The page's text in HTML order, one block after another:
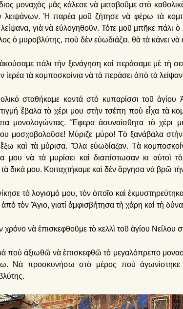
μοναχὸς μᾶς κάλεσε νὰ μεταβοῦμε στὸ
Ἡ παρέα μοῦ ζήτησε νὰ φέρω τὰ
γιὰ νὰ εὐλογηθοῦν. Τότε μοῦ μπῆκε πάλι ὁ
ὁ μυροβλύτης, ποὺ δὲν εὐωδιάζει, θὰ τὰ κάνει
πάλι τὴν ξενάγηση καὶ περάσαμε μὲ τὴ
τὰ κομποσκοίνια νὰ τὰ περάσει ἀπὸ τὰ
σταθήκαμε κοντά στὸ κυπαρίσσι τοῦ
ἔβαλα τὸ χέρι μου στὴν τσέπη ποὺ εἶχα τὰ
μονολογώντας. Ἔφερα ἀσυναίσθητα τὸ χέρι
μοσχοβολοῦσε! Μύριζε μύρο! Τὸ ξανάβαλα
καὶ τὰ μύρισα. Ὅλα εὐωδίαζαν. Τὰ
νὰ τὰ μυρίσει καὶ διαπίστωσαν κι αὐτοὶ
δικά μου. Κοιταχτήκαμε καὶ δὲν ἄργησα νὰ βρῶ τὴν
τὸ λογισμό μου, τὸν ὁποῖο καὶ
τὸν Ἅγιο, γιατί ἀμφισβήτησα τὴ χάρη καὶ τὴ
χρόνο νὰ ἐπισκεφθοῦμε τὸ κελλὶ τοῦ ἁγίου Νείλου
ποὺ ἀξιωθῶ νὰ ἐπισκεφθῶ τὸ μεγαλόπρεπο
Νὰ προσκυνήσω στὸ μέρος ποὺ ἀγωνίστηκε